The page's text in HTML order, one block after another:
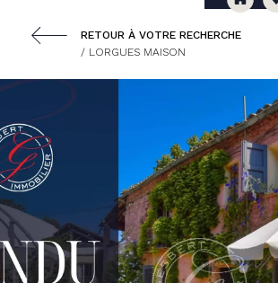
RETOUR À VOTRE RECHERCHE
/ LORGUES MAISON